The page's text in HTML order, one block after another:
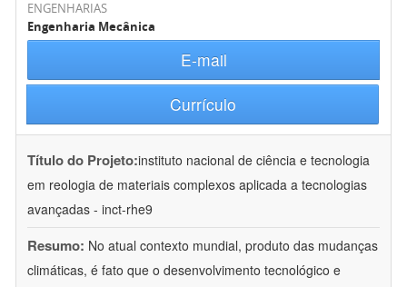
ENGENHARIAS
Engenharia Mecânica
E-mail
Currículo
Título do Projeto:instituto nacional de ciência e tecnologia
em reologia de materiais complexos aplicada a tecnologias
avançadas - inct-rhe9
Resumo: No atual contexto mundial, produto das mudanças
climáticas, é fato que o desenvolvimento tecnológico e